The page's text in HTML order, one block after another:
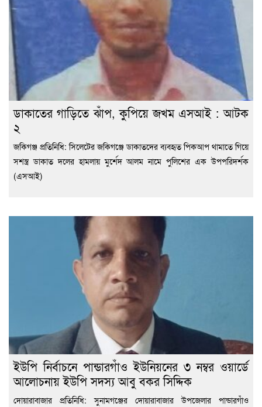
ডাকাতের গাড়িতে ঝাঁপ, কুপিয়ে জখম এসআই : আটক
২
জকিগঞ্জ প্রতিনিধি: সিলেটের জকিগঞ্জে ডাকাতদের ব্যবহৃত পিকআপ থামাতে গিয়ে
সশস্ত্র ডাকাত দলের হামলায় মুর্শেদ আলম নামে পুলিশের এক উপপরিদর্শক
(এসআই)
ইউপি নির্বাচনে পান্ডারগাঁও ইউনিয়নের ৩ নম্বর ওয়ার্ডে
আলোচনায় ইউপি সদস্য আবু বকর সিদ্দিক
দোয়ারাবাজার প্রতিনিধি: সুনামগঞ্জের দোয়ারাবাজার উপজেলার পান্ডারগাঁও